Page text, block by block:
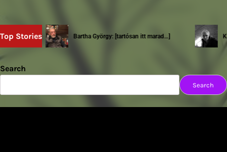
Top Stories Bartha György: [tartósan itt marad…]
Search
Search